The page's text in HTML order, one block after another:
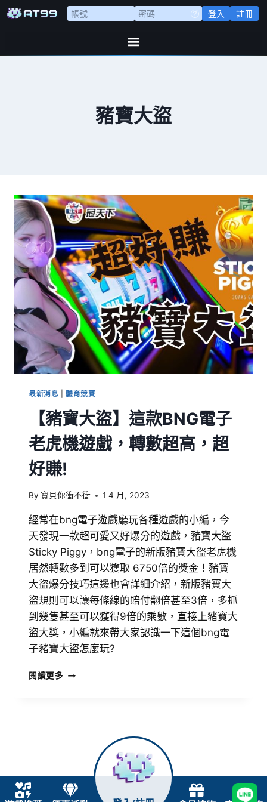
登入 註冊
豬寶大盜
最新消息 |體育競賽
【豬寶大盜】這款BNG電子
老虎機遊戲，轉數超高，超
好賺!
By 寶貝你衝不衝 1 4 月, 2023
經常在bng電子遊戲廳玩各種遊戲的小編，今
天發現一款超可愛又好爆分的遊戲，豬寶大盜
Sticky Piggy，bng電子的新版豬寶大盜老虎機
居然轉數多到可以獲取 6750倍的獎金！豬寶
大盜爆分技巧這邊也會詳細介紹，新版豬寶大
盜規則可以讓每條線的賠付翻倍甚至3倍，多抓
到幾隻甚至可以獲得9倍的乘數，直接上豬寶大
盜大獎，小編就來帶大家認識一下這個bng電
子豬寶大盜怎麼玩?
閱讀更多